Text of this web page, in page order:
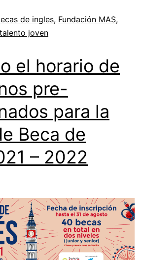
de ingles, Fundación MAS,
talento joven
el horario de
pre-
para la
Beca de
– 2022